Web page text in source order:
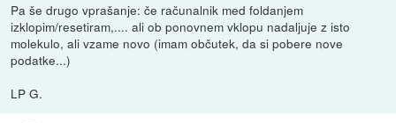
Pa še drugo vprašanje: če računalnik med foldanjem
izklopim/resetiram,.... ali ob ponovnem vklopu nadaljuje z isto
molekulo, ali vzame novo (imam občutek, da si pobere nove
podatke...)
LP G.